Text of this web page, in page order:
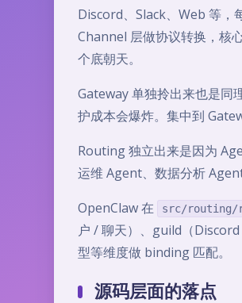
Discord、Slack、Web 等，
Channel 层做协议转换，核
个底朝天。
Gateway 单独拎出来也是同
护成本会爆炸。集中到
Routing 独立出来是因为
运维 Agent、数据分析
OpenClaw 在
src/routing/
户 / 聊天）、guild（
型等维度做 binding 匹配。
源码层面的落点